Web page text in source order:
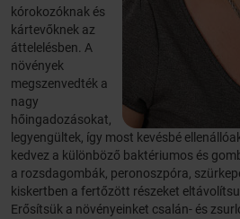
kórokozóknak és
kártevőknek az
áttelelésben. A
növények
megszenvedték a
nagy
hőingadozásokat,
legyengültek, így most kevésbé
kedvez a különböző baktériumos és
a rozsdagombák, peronoszpóra,
kiskertben a fertőzött részeket
Erősítsük a növényeinket csalán- és